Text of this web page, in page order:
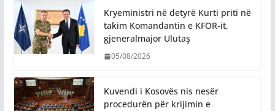
Kryeministri në detyrë Kurti priti në
takim Komandantin e KFOR-it,
gjeneralmajor Ulutaş
05/08/2026
Kuvendi i Kosovës nis nesër
procedurën për krijimin e